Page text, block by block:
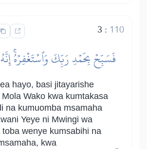
3 : 110
فَسَبِّحۡ بِحَمۡدِ رَبِّكَ وَٱسۡتَغۡفِرۡهُۚ
hayo, basi jitayarishe
Wako kwa kumtakasa
na kumuomba msamaha
Yeye ni Mwingi wa
toba wenye kumsabihi na
kwa